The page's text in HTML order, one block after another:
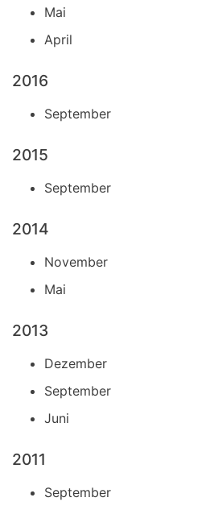
Mai
April
2016
September
2015
September
2014
November
Mai
2013
Dezember
September
Juni
2011
September